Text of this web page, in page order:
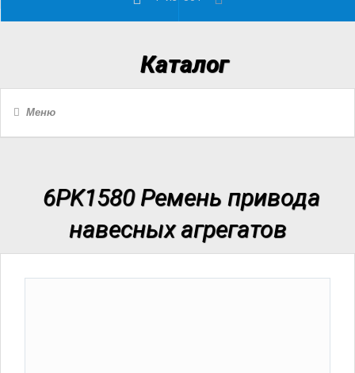
Каталог
Меню
6PK1580 Ремень привода
навесных агрегатов